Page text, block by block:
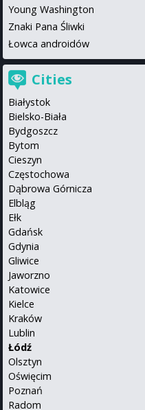
Young Washington
Znaki Pana Śliwki
Łowca androidów
Cities
Białystok
Bielsko-Biała
Bydgoszcz
Bytom
Cieszyn
Częstochowa
Dąbrowa Górnicza
Elbląg
Ełk
Gdańsk
Gdynia
Gliwice
Jaworzno
Katowice
Kielce
Kraków
Lublin
Łódź
Olsztyn
Oświęcim
Poznań
Radom